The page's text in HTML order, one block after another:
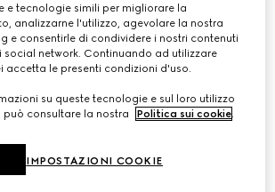
e tecnologie simili per migliorare la
analizzarne l'utilizzo, agevolare la nostra
e consentirle di condividere i nostri contenuti
social network. Continuando ad utilizzare
accetta le presenti condizioni d'uso.
su queste tecnologie e sul loro utilizzo
può consultare la nostra
Politica sui cookie.
IMPOSTAZIONI COOKIE